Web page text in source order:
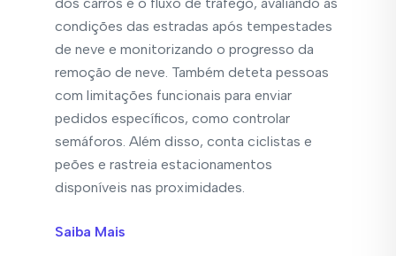
dos carros e o fluxo de tráfego, avaliando as
condições das estradas após tempestades
de neve e monitorizando o progresso da
remoção de neve. Também deteta pessoas
com limitações funcionais para enviar
pedidos específicos, como controlar
semáforos. Além disso, conta ciclistas e
peões e rastreia estacionamentos
disponíveis nas proximidades.
Saiba Mais